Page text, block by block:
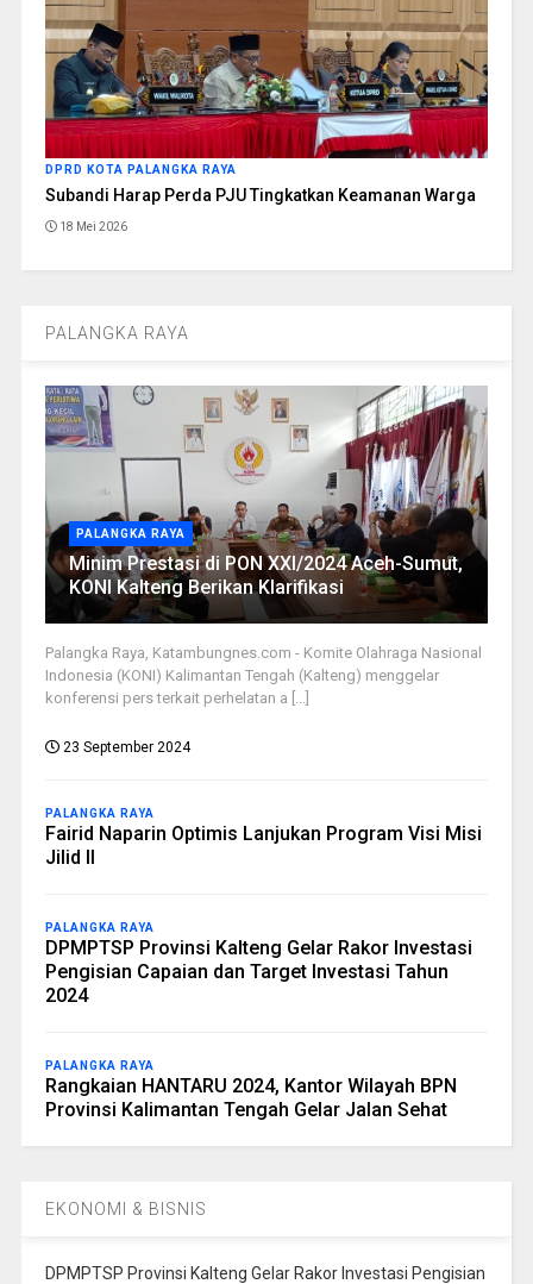
DPRD KOTA PALANGKA RAYA
Subandi Harap Perda PJU Tingkatkan Keamanan Warga
18 Mei 2026
PALANGKA RAYA
PALANGKA RAYA
Minim Prestasi di PON XXI/2024 Aceh-Sumut,
KONI Kalteng Berikan Klarifikasi
Palangka Raya, Katambungnes.com - Komite Olahraga Nasional
Indonesia (KONI) Kalimantan Tengah (Kalteng) menggelar
konferensi pers terkait perhelatan a [...]
23 September 2024
PALANGKA RAYA
Fairid Naparin Optimis Lanjukan Program Visi Misi
Jilid II
PALANGKA RAYA
DPMPTSP Provinsi Kalteng Gelar Rakor Investasi
Pengisian Capaian dan Target Investasi Tahun
2024
PALANGKA RAYA
Rangkaian HANTARU 2024, Kantor Wilayah BPN
Provinsi Kalimantan Tengah Gelar Jalan Sehat
EKONOMI & BISNIS
DPMPTSP Provinsi Kalteng Gelar Rakor Investasi Pengisian